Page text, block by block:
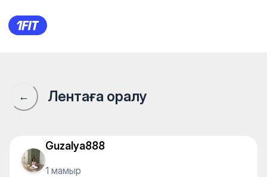
С моим то графиком
← Лентаға оралу
Guzalya888
1 мамыр